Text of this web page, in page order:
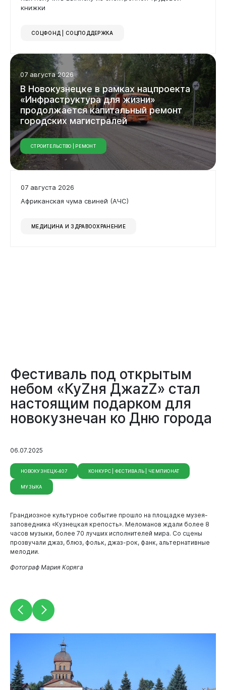
Бизнесу
Виртуальная приемная
книжки
СОЦФОНД | СОЦПОДДЕРЖКА
07 августа 2026
ВНовокузнецкеврамкахнацпроекта
«Инфраструктурадляжизни»
продолжаетсякапитальныйремонт
городских магистралей
СТРОИТЕЛЬСТВО | РЕМОНТ
07 августа 2026
Африканская чума свиней (АЧС)
МЕДИЦИНА И ЗДРАВООХРАНЕНИЕ
Фестиваль под открытым
небом «КуZня ДжаzZ» стал
настоящим подарком для
новокузнечан ко Дню города
06.07.2025
НОВОКУЗНЕЦК-407 КОНКУРС | ФЕСТИВАЛЬ | ЧЕМПИОНАТ
МУЗЫКА
Грандиозное культурное событие прошло на площадке музея-
заповедника «Кузнецкая крепость». Меломанов ждали более 8
часов музыки, более 70 лучших исполнителей мира. Со сцены
прозвучали джаз, блюз, фольк, джаз-рок, фанк, альтернативные
мелодии.
Фотограф Мария Коряга